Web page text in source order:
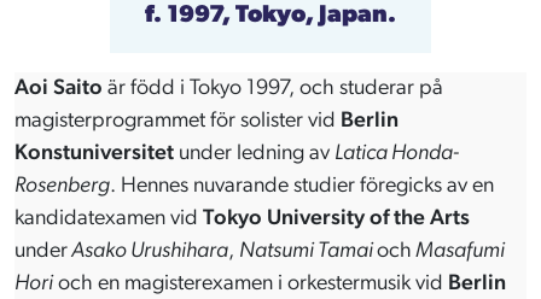
f. 1997, Tokyo, Japan.
Aoi Saito är född i Tokyo 1997, och studerar på
magisterprogrammet för solister vid Berlin
Konstuniversitet under ledning av Latica Honda-
Rosenberg. Hennes nuvarande studier föregicks av en
kandidatexamen vid Tokyo University of the Arts
underAsako Urushihara, Natsumi Tamaioch Masafumi
Horioch en magisterexamen i orkestermusik vid Berlin